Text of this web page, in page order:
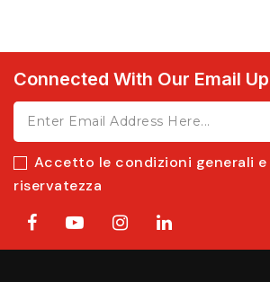
Connected With Our Email
Accetto le condizioni generali
riservatezza